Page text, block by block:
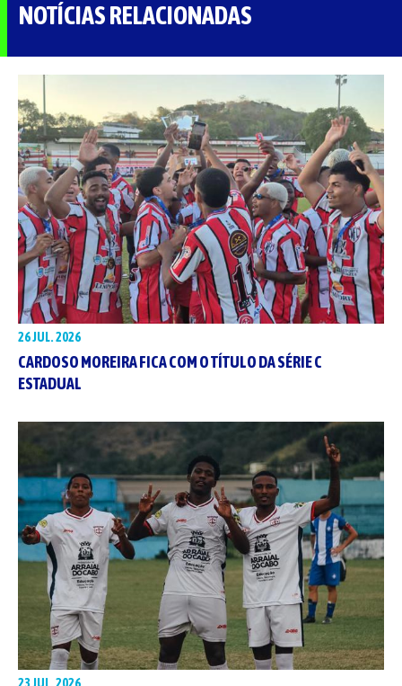
NOTÍCIAS RELACIONADAS
26 JUL. 2026
CARDOSO MOREIRA FICA COM O TÍTULO DA SÉRIE C
ESTADUAL